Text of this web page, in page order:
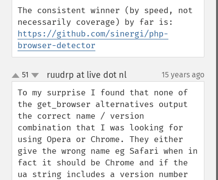
The consistent winner (by speed, not
https://github.com/sinergi/php-
browser-detector
up
down
51 ruudrp at live dot nl¶ 15 years ago
To my surprise I found that none of
the get_browser alternatives output
the correct name / version
combination that I was looking for
using Opera or Chrome. They either
give the wrong name eg Safari when in
fact it should be Chrome and if the
ua string includes a version number